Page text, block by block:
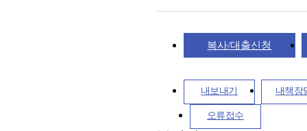
복사/대출신청
내보내기 내책장
오류접수